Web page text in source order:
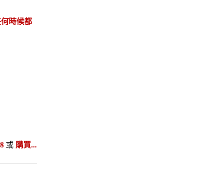
時候都
或 購買...